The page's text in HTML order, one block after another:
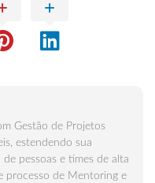
Gestão de Projetos
estendendo sua
pessoas e times de alta
processo de Mentoring e